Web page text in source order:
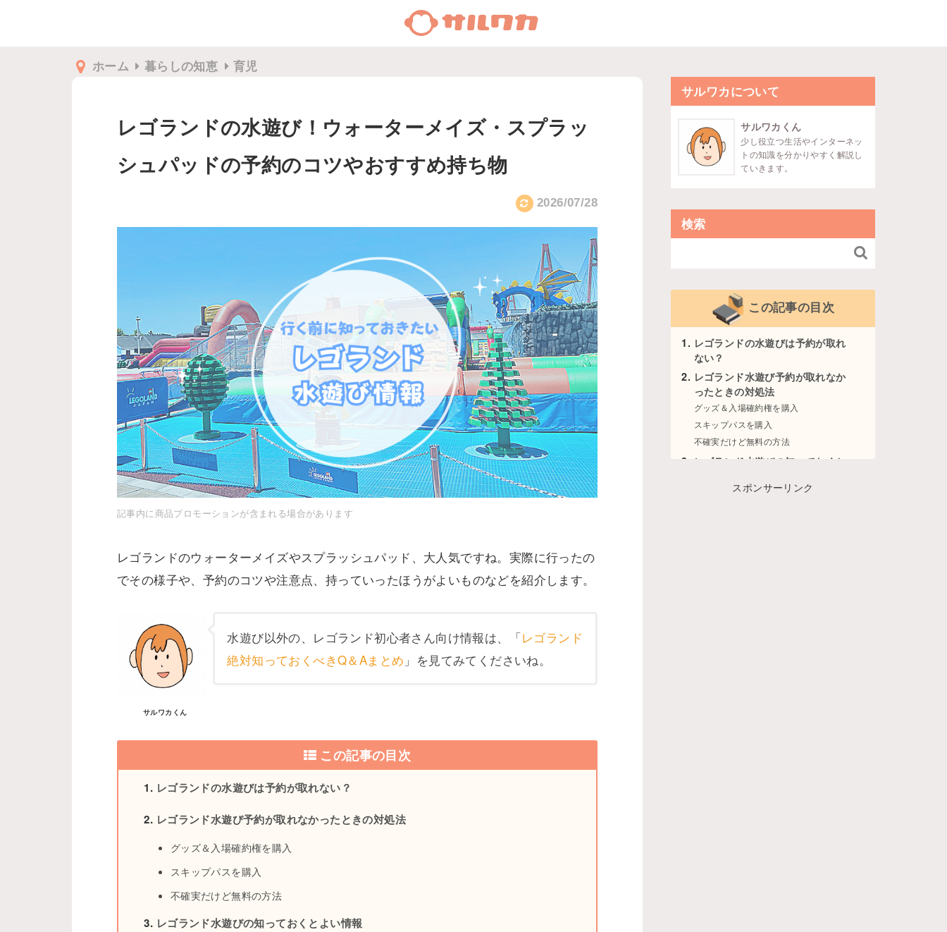
ホーム 暮らしの知恵 育児
レゴランドの水遊び！ウォーターメイズ・スプラッ
シュパッドの予約のコツやおすすめ持ち物
2026/07/28
記事内に商品プロモーションが含まれる場合があります
レゴランドのウォーターメイズやスプラッシュパッド、大人気ですね。実際に行ったの
でその様子や、予約のコツや注意点、持っていったほうがよいものなどを紹介します。
サルワカくん
水遊び以外の、レゴランド初心者さん向け情報は、「レゴランド
絶対知っておくべきQ＆Aまとめ 」を見てみてくださいね。
この記事の目次
レゴランドの水遊びは予約が取れない？
レゴランド水遊び予約が取れなかったときの対処法
グッズ＆入場確約権を購入
スキップパスを購入
不確実だけど無料の方法
レゴランド水遊びの知っておくとよい情報
サルワカについて
サルワカくん
少し役立つ生活やインターネッ
トの知識を分かりやすく解説し
ていきます。
検索

この記事の目次
レゴランドの水遊びは予約が取れ
ない？
レゴランド水遊び予約が取れなか
ったときの対処法
グッズ＆入場確約権を購入
スキップパスを購入
不確実だけど無料の方法
レゴランド水遊びの知っておくと
水遊び場の場所とおすすめルート
スポンサーリンク